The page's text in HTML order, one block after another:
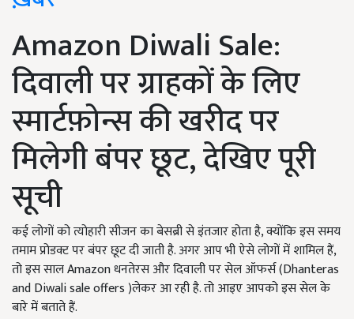
Amazon Diwali Sale:
दिवाली पर ग्राहकों के लिए
स्मार्टफ़ोन्स की खरीद पर
मिलेगी बंपर छूट, देखिए पूरी
सूची
कई लोगों को त्योहारी सीजन का बेसब्री से इंतजार होता है, क्योंकि इस समय
तमाम प्रोडक्ट पर बंपर छूट दी जाती है. अगर आप भी ऐसे लोगों में शामिल हैं,
तो इस साल Amazon धनतेरस और दिवाली पर सेल ऑफर्स (Dhanteras
and Diwali sale offers )लेकर आ रही है. तो आइए आपको इस सेल के
बारे में बताते हैं.